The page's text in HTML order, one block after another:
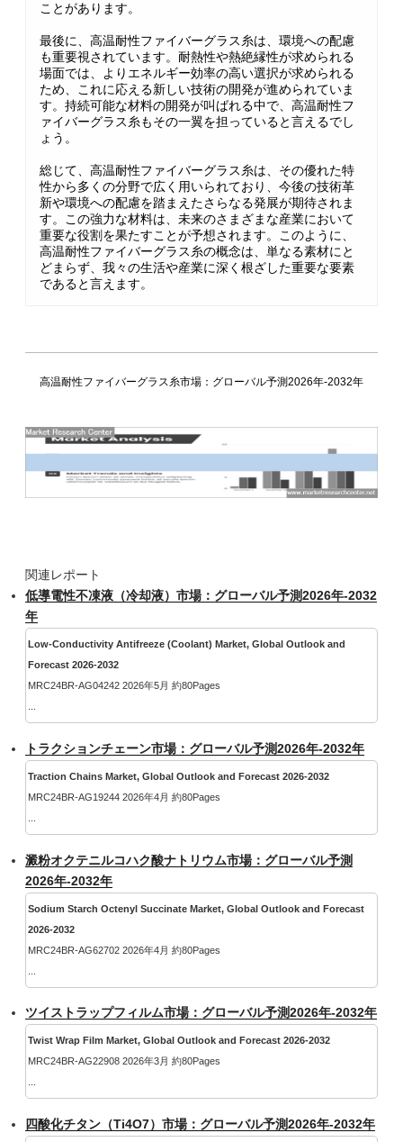
ことがあります。
最後に、高温耐性ファイバーグラス糸は、環境への配慮
も重要視されています。耐熱性や熱絶縁性が求められる
場面では、よりエネルギー効率の高い選択が求められる
ため、これに応える新しい技術の開発が進められていま
す。持続可能な材料の開発が叫ばれる中で、高温耐性フ
ァイバーグラス糸もその一翼を担っていると言えるでし
ょう。
総じて、高温耐性ファイバーグラス糸は、その優れた特
性から多くの分野で広く用いられており、今後の技術革
新や環境への配慮を踏まえたさらなる発展が期待されま
す。この強力な材料は、未来のさまざまな産業において
重要な役割を果たすことが予想されます。このように、
高温耐性ファイバーグラス糸の概念は、単なる素材にと
どまらず、我々の生活や産業に深く根ざした重要な要素
であると言えます。
高温耐性ファイバーグラス糸市場：グローバル予測2026年-2032年
関連レポート
低導電性不凍液（冷却液）市場：グローバル予測2026年-2032
年
Low-Conductivity Antifreeze (Coolant) Market, Global Outlook and
Forecast 2026-2032
MRC24BR-AG04242 2026年5月 約80Pages
トラクションチェーン市場：グローバル予測2026年-2032年
Traction Chains Market, Global Outlook and Forecast 2026-2032
MRC24BR-AG19244 2026年4月 約80Pages
澱粉オクテニルコハク酸ナトリウム市場：グローバル予測
2026年-2032年
Sodium Starch Octenyl Succinate Market, Global Outlook and Forecast
2026-2032
MRC24BR-AG62702 2026年4月 約80Pages
ツイストラップフィルム市場：グローバル予測2026年-2032年
Twist Wrap Film Market, Global Outlook and Forecast 2026-2032
MRC24BR-AG22908 2026年3月 約80Pages
四酸化チタン（Ti4O7）市場：グローバル予測2026年-2032年